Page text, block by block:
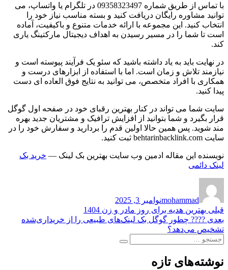
با تماس از طریق شماره 09358323497 در تلگرام یا واتساپ، می
توانید مشاوره رایگان دریافت کنید و بسته مناسب نیاز خود را
انتخاب کنید. این مجموعه با ارائه خدمات متنوع و باکیفیت، آماده
است تا شما را در مسیر رسیدن به اهداف دیجیتال مارکتینگ یاری
کند.
در نهایت باید به یاد داشته باشید که سئو یک فرآیند پیوسته است و
نیازمند تلاش و زمان است. اما با استفاده از ابزارهای درست و
همکاری با افراد متخصص، می توانید به نتایج فوق العاده ای دست
پیدا کنید.
سایت شما می تواند در کنار بهترین رقبای خود در صفحه اول گوگل
قرار بگیرد و شما بتوانید از افزایش ترافیک و مشتریان جدید بهره
مند شوید. پس همین حالا اولین قدم را بردارید و سفارش خود را در
سایت behtarinbacklink.com ثبت کنید.
نویسنده این مقاله ادمین وب سایت بهترین بک لینک — خرید بک
لینک دائمی
mohammadدر
نوامبر 3, 2025
راهبری
نوشته
قبلی نوشته
قبلی:
بهترین هدیه برای روز مادر و زن 1404
بعدی نوشته
بعدی:
???? چطور گوگل بک لینک‌های طبیعی را از خریداری‌شده
تشخیص می‌دهد؟
جستجو
جستجو
نوشته‌های تازه